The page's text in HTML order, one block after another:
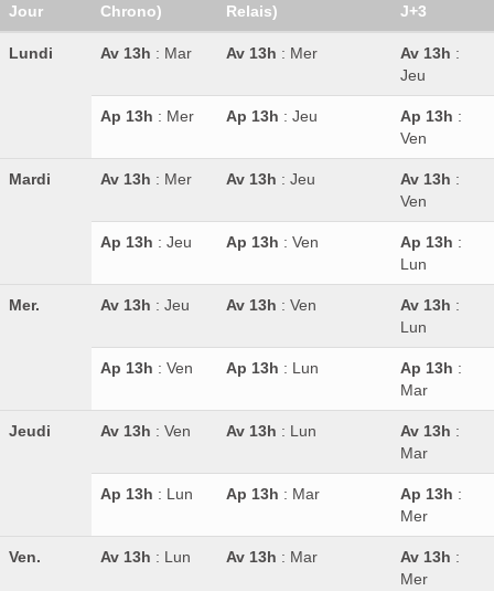
Jour
Chrono)
Relais)
J+3
Lundi Av 13h : Mar Av 13h : Mer Av 13h :
Jeu
Ap 13h : Mer Ap 13h : Jeu Ap 13h :
Ven
Mardi Av 13h : Mer Av 13h : Jeu Av 13h :
Ven
Ap 13h : Jeu Ap 13h : Ven Ap 13h :
Lun
Mer. Av 13h : Jeu Av 13h : Ven Av 13h :
Lun
Ap 13h : Ven Ap 13h : Lun Ap 13h :
Mar
Jeudi Av 13h : Ven Av 13h : Lun Av 13h :
Mar
Ap 13h : Lun Ap 13h : Mar Ap 13h :
Mer
Ven. Av 13h : Lun Av 13h : Mar Av 13h :
Mer